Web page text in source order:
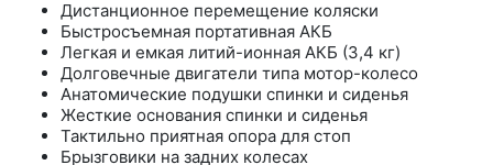
Дистанционное перемещение коляски
Быстросъемная портативная АКБ
Легкая и емкая литий-ионная АКБ (3,4 кг)
Долговечные двигатели типа мотор-колесо
Анатомические подушки спинки и сиденья
Жесткие основания спинки и сиденья
Тактильно приятная опора для стоп
Брызговики на задних колесах